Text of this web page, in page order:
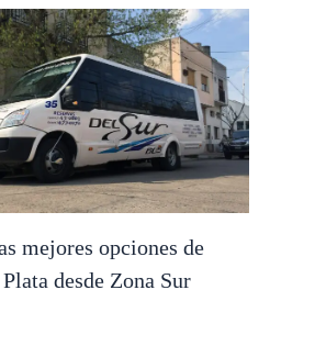
mejores opciones de
desde Zona Sur